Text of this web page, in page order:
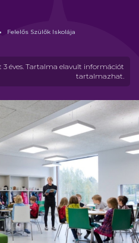
éves. Tartalma elavult információt
tartalmazhat.
Felelős Szülők Iskolája